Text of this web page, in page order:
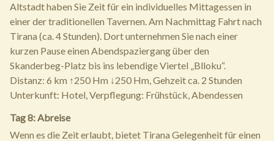
Altstadt haben Sie Zeit für ein individuelles Mittagessen in
einer der traditionellen Tavernen. Am Nachmittag Fahrt nach
Tirana (ca. 4 Stunden). Dort unternehmen Sie nach einer
kurzen Pause einen Abendspaziergang über den
Skanderbeg-Platz bis ins lebendige Viertel „Blloku“.
Distanz: 6 km ↑250 Hm ↓250 Hm, Gehzeit ca. 2 Stunden
Unterkunft: Hotel, Verpflegung: Frühstück, Abendessen
Tag 8: Abreise
Wenn es die Zeit erlaubt, bietet Tirana Gelegenheit für einen